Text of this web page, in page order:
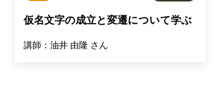
仮名文字の成立と変遷について学ぶ
講師：油井 由隆 さん